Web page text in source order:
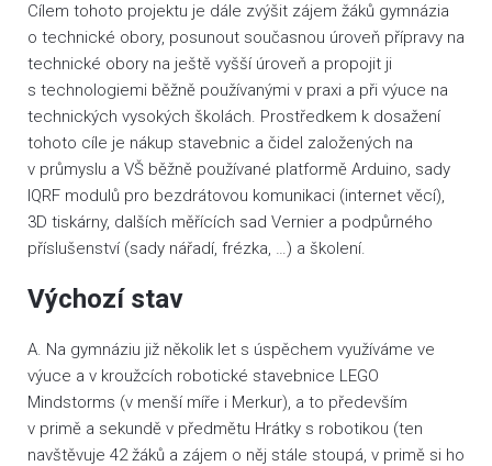
Cílem tohoto projektu je dále zvýšit zájem žáků gymnázia
o technické obory, posunout současnou úroveň přípravy na
technické obory na ještě vyšší úroveň a propojit ji
s technologiemi běžně používanými v praxi a při výuce na
technických vysokých školách. Prostředkem k dosažení
tohoto cíle je nákup stavebnic a čidel založených na
v průmyslu a VŠ běžně používané platformě Arduino, sady
IQRF modulů pro bezdrátovou komunikaci (internet věcí),
3D tiskárny, dalších měřících sad Vernier a podpůrného
příslušenství (sady nářadí, frézka, …) a školení.
Výchozí stav
A. Na gymnáziu již několik let s úspěchem využíváme ve
výuce a v kroužcích robotické stavebnice LEGO
Mindstorms (v menší míře i Merkur), a to především
v primě a sekundě v předmětu Hrátky s robotikou (ten
navštěvuje 42 žáků a zájem o něj stále stoupá, v primě si ho